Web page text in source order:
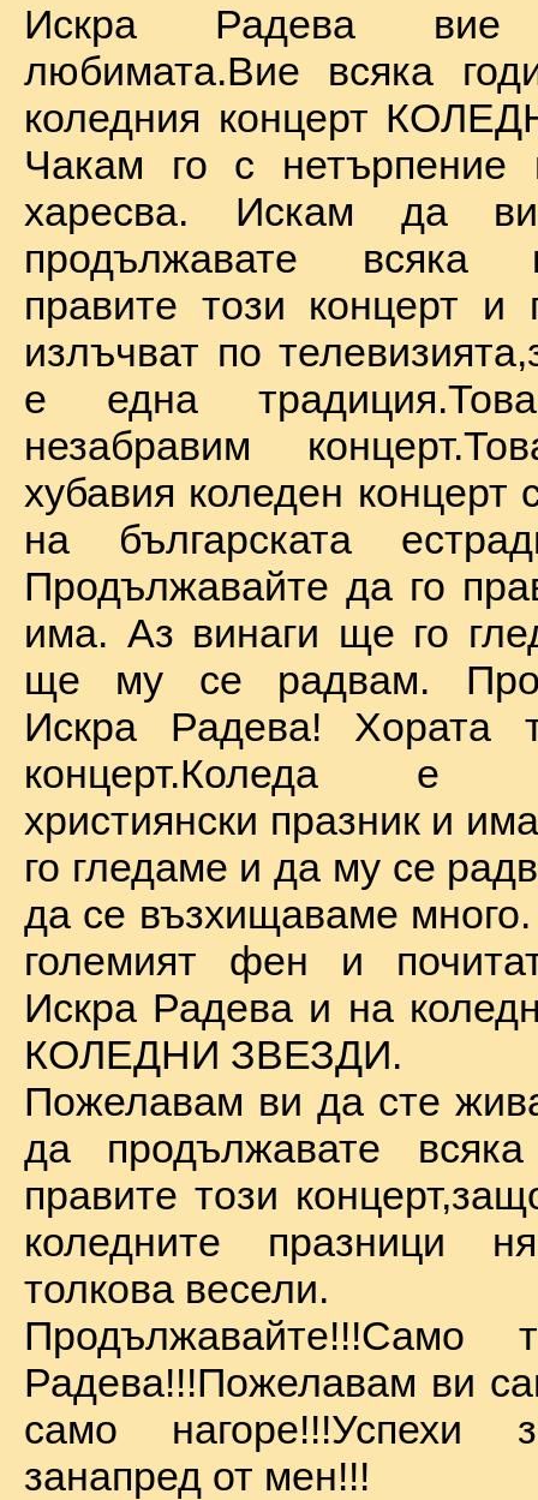
Искра Радева
любимата.Вие всяка
коледния концерт
Чакам го с
харесва. Искам да
продължавате всяка
правите този концерт и
излъчват по
е една
незабравим
хубавия коледен концерт
на българската
Продължавайте да го
има. Аз винаги ще го
ще му се радвам.
Искра Радева! Хората
концерт.Коледа е
християнски празник и
го гледаме и да му се
да се възхищаваме
големият фен и
Искра Радева и на
КОЛЕДНИ ЗВЕЗДИ.
Пожелавам ви да сте
да продължавате
правите този
коледните празници
толкова весели.
Продължавайте!!!Само
Радева!!!Пожелавам ви
само
занапред от мен!!!